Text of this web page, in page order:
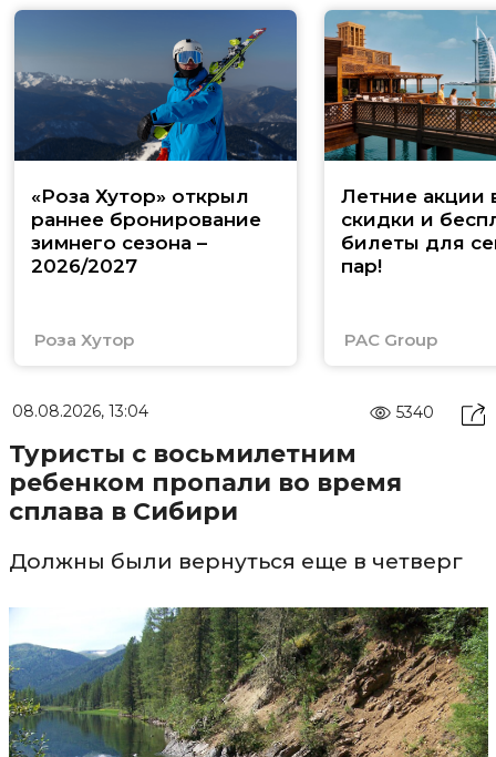
«Роза Хутор» открыл
раннее бронирование
зимнего сезона –
2026/2027
Роза Хутор
Летние акции
скидки и
билеты для
пар!
PAC Group
08.08.2026, 13:04 5340
Туристы с восьмилетним
ребенком пропали во время
сплава в Сибири
Должны были вернуться еще в четверг